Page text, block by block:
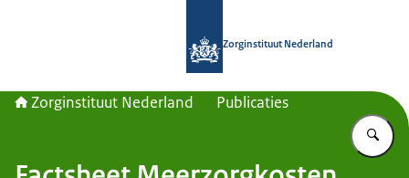
Zorginstituut Nederland
Zorginstituut Nederland Publicaties